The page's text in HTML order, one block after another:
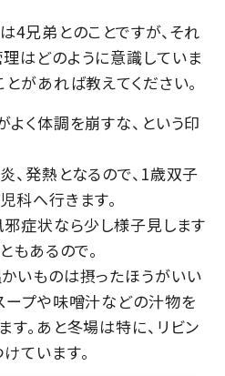
4兄弟とのことですが、それ
はどのように意識していま
があれば教えてください。
く体調を崩すな、という印
、発熱となるので、1歳双子
科へ行きます。
症状なら少し様子見します
もあるので。
いものは摂ったほうがいい
ープや味噌汁などの汁物を
す。あと冬場は特に、リビン
ています。